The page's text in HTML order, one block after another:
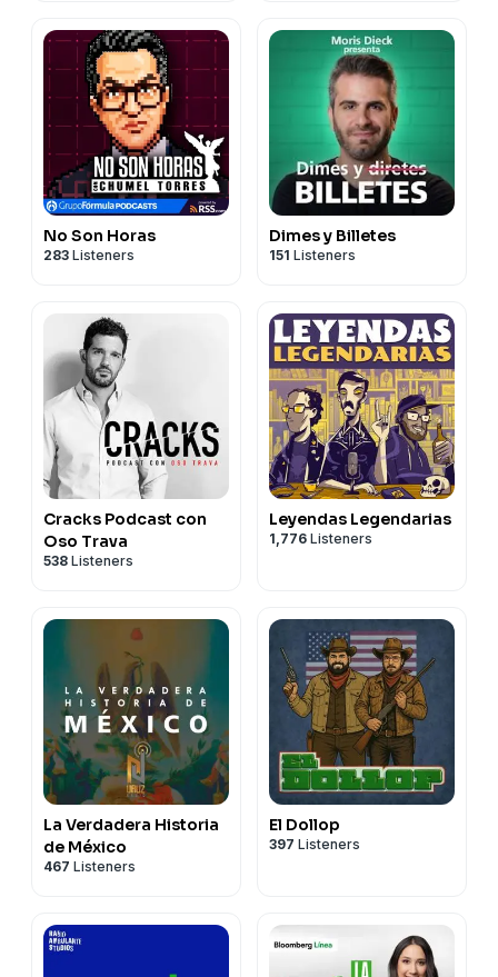
No Son Horas
283 Listeners
Dimes y Billetes
151 Listeners
Cracks Podcast con
Oso Trava
538 Listeners
Leyendas Legendarias
1,776 Listeners
La Verdadera Historia
de México
467 Listeners
El Dollop
397 Listeners